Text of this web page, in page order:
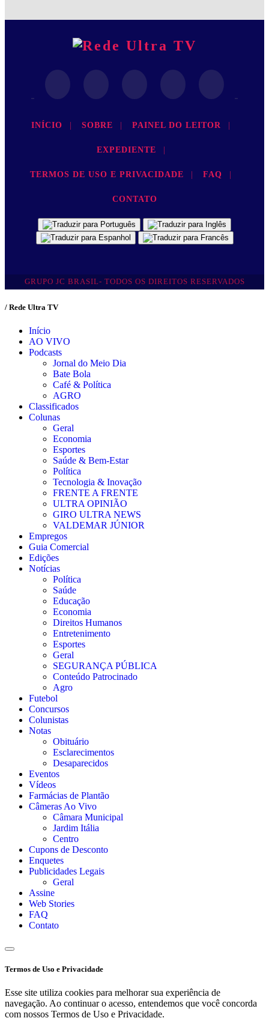
INÍCIO | SOBRE | PAINEL DO LEITOR |
EXPEDIENTE |
TERMOS DE USO E PRIVACIDADE | FAQ |
CONTATO
GRUPO JC BRASIL- TODOS OS DIREITOS RESERVADOS
/ Rede Ultra TV
Início
AO VIVO
Podcasts
Jornal do Meio Dia
Bate Bola
Café & Política
AGRO
Classificados
Colunas
Geral
Economia
Esportes
Saúde & Bem-Estar
Política
Tecnologia & Inovação
FRENTE A FRENTE
ULTRA OPINIÃO
GIRO ULTRA NEWS
VALDEMAR JÚNIOR
Empregos
Guia Comercial
Edições
Notícias
Política
Saúde
Educação
Economia
Direitos Humanos
Entretenimento
Esportes
Geral
SEGURANÇA PÚBLICA
Conteúdo Patrocinado
Agro
Futebol
Concursos
Colunistas
Notas
Obituário
Esclarecimentos
Desaparecidos
Eventos
Vídeos
Farmácias de Plantão
Câmeras Ao Vivo
Câmara Municipal
Jardim Itália
Centro
Cupons de Desconto
Enquetes
Publicidades Legais
Geral
Assine
Web Stories
FAQ
Contato
Termos de Uso e Privacidade
Esse site utiliza cookies para melhorar sua experiência de
navegação. Ao continuar o acesso, entendemos que você concorda
com nossos Termos de Uso e Privacidade.